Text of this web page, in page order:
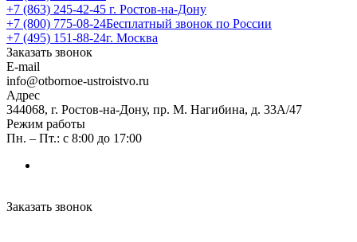
+7 (863) 245-42-45 г. Ростов-на-Дону
+7 (800) 775-08-24Бесплатный звонок по России
+7 (495) 151-88-24г. Москва
Заказать звонок
E-mail
info@otbornoe-ustroistvo.ru
Адрес
344068, г. Ростов-на-Дону, пр. М. Нагибина, д. 33А/47
Режим работы
Пн. – Пт.: с 8:00 до 17:00
Заказать звонок